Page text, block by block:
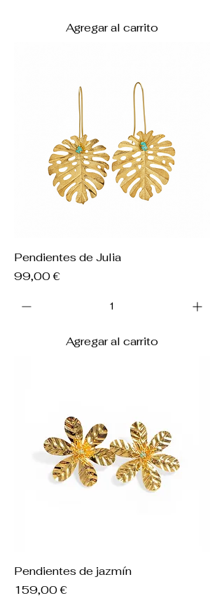
Agregar al carrito
Pendientes de Julia
Precio
99,00 €
Agregar al carrito
Pendientes de jazmín
Precio
159,00 €